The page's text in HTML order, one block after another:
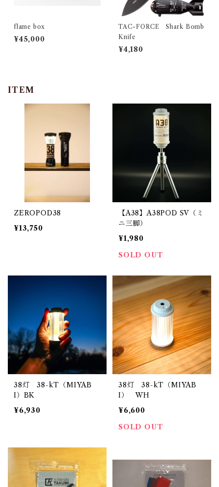
flame box
¥45,000
TAC-FORCE Shark Bomb
Knife
¥4,180
ITEM
ZEROPOD38
¥13,750
【A38】A38POD SV（ミ
ニ三脚）
¥1,980
SOLD OUT
38灯 38-kT（MIYAB
I）BK
¥6,930
38灯 38-kT（MIYAB
I） WH
¥6,600
SOLD OUT